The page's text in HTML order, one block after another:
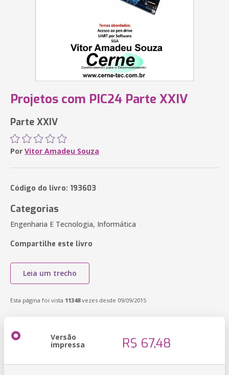
Projetos com PIC24 Parte XXIV
Parte XXIV
Por Vitor Amadeu Souza
Código do livro: 193603
Categorias
Engenharia E Tecnologia, Informática
Compartilhe este livro
Leia um trecho
Esta página foi vista 11348vezes desde 09/09/2015
Versão
impressa R$ 67,48